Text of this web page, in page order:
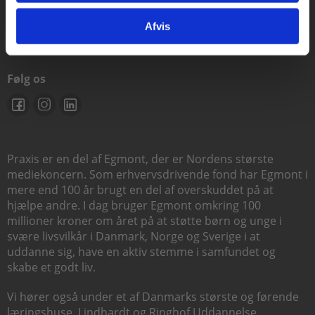
Afvis
Følg os
Praxis er en del af Egmont, der er Nordens største
mediekoncern. Som erhvervsdrivende fond har Egmont i
mere end 100 år brugt en del af overskuddet på at
hjælpe andre. I dag bruger Egmont omkring 100
millioner kroner om året på at støtte børn og unge i
svære livsvilkår i Danmark, Norge og Sverige i at
uddanne sig, have en aktiv stemme i samfundet og
skabe et godt liv.
Vi hører også under et af Danmarks største og førende